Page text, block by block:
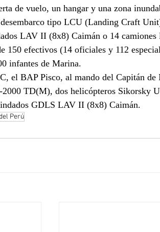
de vuelo, un hangar y una zona
desembarco tipo LCU (Landing Craft
LAV II (8x8) Caimán o 14
150 efectivos (14 oficiales y 112
infantes de Marina.
el BAP Pisco, al mando del Capitán
TD(M), dos helicópteros Sikorsky
GDLS LAV II (8x8) Caimán.
Perú